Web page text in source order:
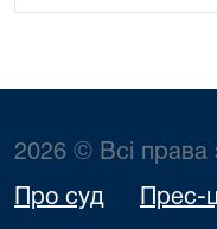
2026 © Всі права
Про суд Прес-